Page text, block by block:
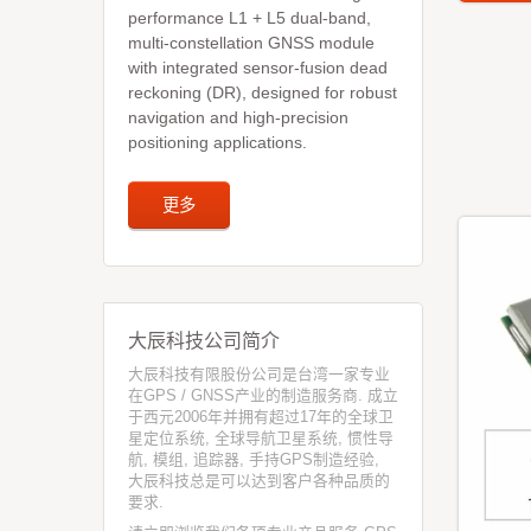
performance L1 + L5 dual-band,
multi-constellation GNSS module
with integrated sensor-fusion dead
reckoning (DR), designed for robust
navigation and high-precision
positioning applications.
更多
大辰科技公司简介
大辰科技有限股份公司是台湾一家专业
在GPS / GNSS产业的制造服务商. 成立
于西元2006年并拥有超过17年的全球卫
星定位系统, 全球导航卫星系统, 惯性导
航, 模组, 追踪器, 手持GPS制造经验,
大辰科技总是可以达到客户各种品质的
要求.